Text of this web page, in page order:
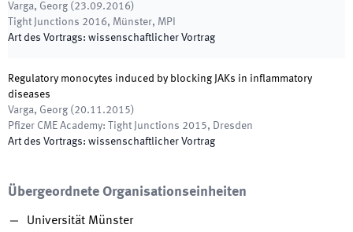
Varga, Georg ( 23.09.2016)
Tight Junctions 2016, Münster, MPI
Art des Vortrags: wissenschaftlicher Vortrag
Regulatory monocytes induced by blocking JAKs in inflammatory
diseases
Varga, Georg ( 20.11.2015)
Pfizer CME Academy: Tight Junctions 2015, Dresden
Art des Vortrags: wissenschaftlicher Vortrag
Übergeordnete Organisationseinheiten
Universität Münster